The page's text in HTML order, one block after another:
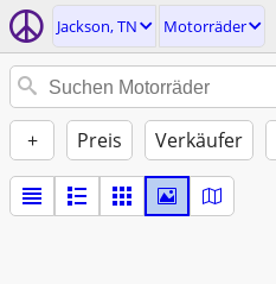
Jackson, TN Motorräder
+ Preis Verkäufer